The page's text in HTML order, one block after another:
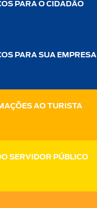
PARA O CIDADÃO
PARA SUA EMPRESA
AO TURISTA
SERVIDOR PÚBLICO